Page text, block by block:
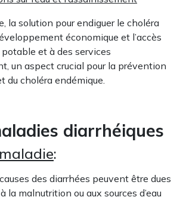
la solution pour endiguer le choléra
économique et l’accès
potable et à des services
un aspect crucial pour la prévention
du choléra endémique.
diarrhéiques
:
des diarrhées peuvent être dues
la malnutrition ou aux sources d’eau